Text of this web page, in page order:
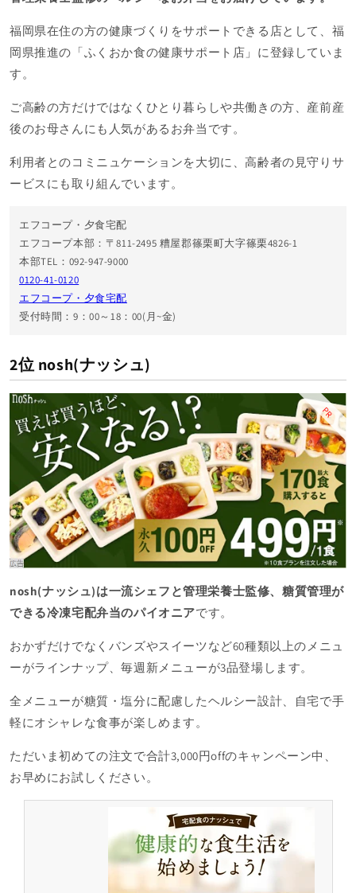
福岡県在住の方の健康づくりをサポートできる店として、福
岡県推進の「ふくおか食の健康サポート店」に登録していま
す。
ご高齢の方だけではなくひとり暮らしや共働きの方、産前産
後のお母さんにも人気があるお弁当です。
利用者とのコミニュケーションを大切に、高齢者の見守りサ
ービスにも取り組んでいます。
エフコープ・夕食宅配
エフコープ本部：〒811-2495 糟屋郡篠栗町大字篠栗4826-1
本部TEL：092-947-9000
0120-41-0120
エフコープ・夕食宅配
受付時間：9：00～18：00(月~金)
2位 nosh(ナッシュ)
PR
nosh(ナッシュ)は一流シェフと管理栄養士監修、糖質管理が
できる冷凍宅配弁当のパイオニアです。
おかずだけでなくバンズやスイーツなど60種類以上のメニュ
ーがラインナップ、毎週新メニューが3品登場します。
全メニューが糖質・塩分に配慮したヘルシー設計、自宅で手
軽にオシャレな食事が楽しめます。
ただいま初めての注文で合計3,000円offのキャンペーン中、
お早めにお試しください。